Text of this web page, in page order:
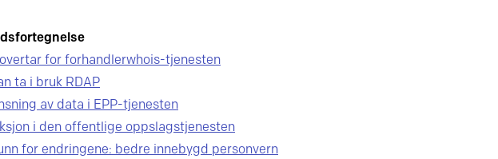
for forhandlerwhois-tjenesten
ta i bruk RDAP
av data i EPP-tjenesten
i den offentlige oppslagstjenesten
for endringene: bedre innebygd personvern